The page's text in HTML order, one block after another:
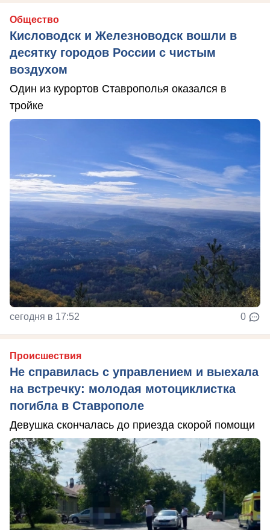
Общество
Кисловодск и Железноводск вошли в
десятку городов России с чистым
воздухом
Один из курортов Ставрополья оказался в
тройке
сегодня в 17:52 0
Происшествия
Не справилась с управлением и выехала
на встречку: молодая мотоциклистка
погибла в Ставрополе
Девушка скончалась до приезда скорой помощи